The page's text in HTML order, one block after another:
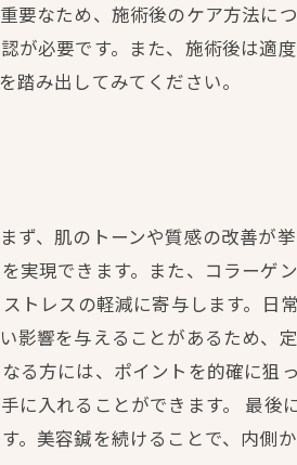
なため、施術後のケア方法に
必要です。また、施術後は適
踏み出してみてください。
、肌のトーンや質感の改善が
実現できます。また、コラーゲ
トレスの軽減に寄与します。日
影響を与えることがあるため、
る方には、ポイントを的確に狙
入れることができます。 最後
。美容鍼を続けることで、内側